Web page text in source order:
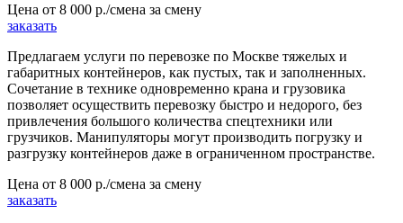
Цена от 8 000 р./смена за смену
заказать
Предлагаем услуги по перевозке по Москве тяжелых и
габаритных контейнеров, как пустых, так и заполненных.
Сочетание в технике одновременно крана и грузовика
позволяет осуществить перевозку быстро и недорого, без
привлечения большого количества спецтехники или
грузчиков. Манипуляторы могут производить погрузку и
разгрузку контейнеров даже в ограниченном пространстве.
Цена от 8 000 р./смена за смену
заказать